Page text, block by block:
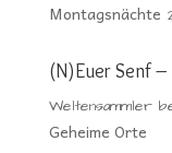
Montagsnächte
(N)Euer Senf
Weltensammler
Geheime Orte